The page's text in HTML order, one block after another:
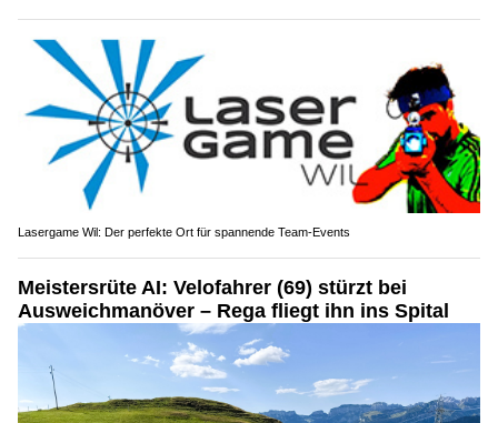
Lasergame Wil: Der perfekte Ort für spannende Team-Events
Meistersrüte AI: Velofahrer (69) stürzt bei
Ausweichmanöver – Rega fliegt ihn ins Spital